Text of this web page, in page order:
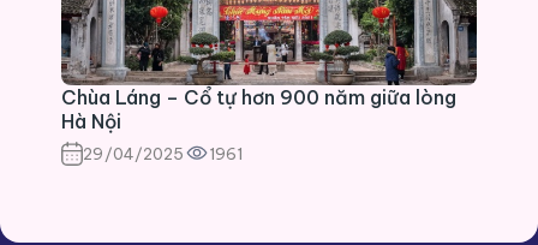
Chùa Láng – Cổ tự hơn 900 năm giữa lòng
Hà Nội
29/04/2025 1961